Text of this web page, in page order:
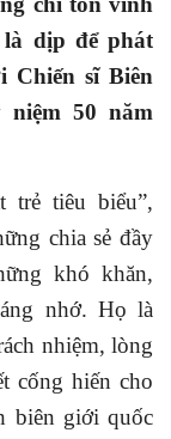
là dịp để phát
Chiến sĩ Biên
50 năm
trẻ tiêu biểu”,
chia sẻ đầy
khó khăn,
nhớ. Họ là
nhiệm, lòng
cống hiến cho
biên giới quốc